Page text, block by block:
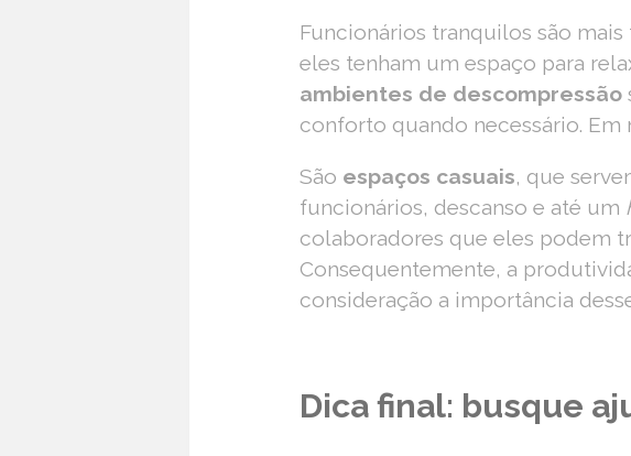
Funcionários tranquilos são
eles tenham um espaço para
ambientes de descompressão
conforto quando necessário. Em
São espaços casuais, que
funcionários, descanso e até um
colaboradores que eles podem
Consequentemente, a
consideração a importância
Dica final: busque